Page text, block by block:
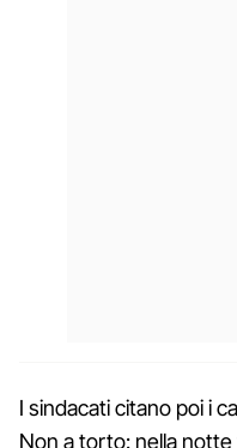
I sindacati citano poi i
Non a torto: nella notte